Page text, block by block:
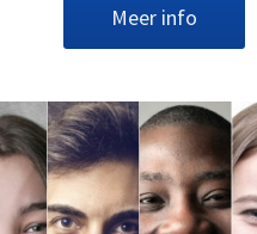
Meer info